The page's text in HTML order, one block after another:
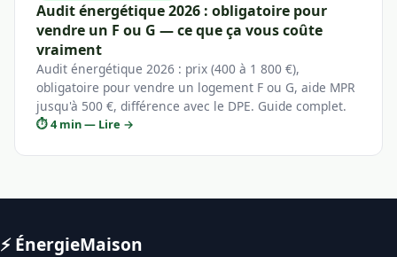
Audit énergétique 2026 : obligatoire pour
vendre un F ou G — ce que ça vous coûte
vraiment
Audit énergétique 2026 : prix (400 à 1 800 €),
obligatoire pour vendre un logement F ou G, aide MPR
jusqu'à 500 €, différence avec le DPE. Guide complet.
⏱ 4 min — Lire →
⚡ ÉnergieMaison